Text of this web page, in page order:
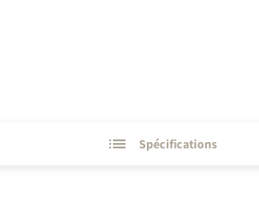
Spécifications